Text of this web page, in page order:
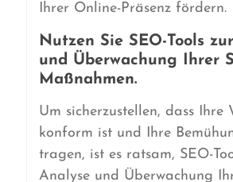
Ihrer Online-Präsenz fördern.
Nutzen Sie SEO-Tools
und Überwachung Ihrer
Maßnahmen.
Um sicherzustellen, dass Ihre
konform ist und Ihre
tragen, ist es ratsam, SEO-
Analyse und Überwachung